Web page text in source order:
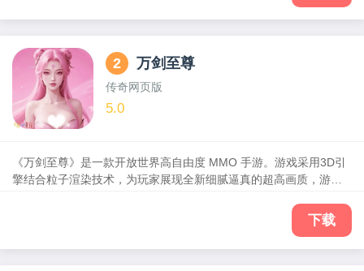
2 万剑至尊
传奇网页版
5.0
《万剑至尊》是一款开放世界高自由度 MMO 手游。游戏采用3D引
擎结合粒子渲染技术，为玩家展现全新细腻逼真的超高画质，游戏
究竟。该游戏设置了五大职业，每个职业都有基础的普攻和四个技
能，随着等级的上升，还可以进行转职。同时，游戏加入了修炼、
通脉等元素，玩家战力会持续增强，多套玩法系统和成长系统也随
下载